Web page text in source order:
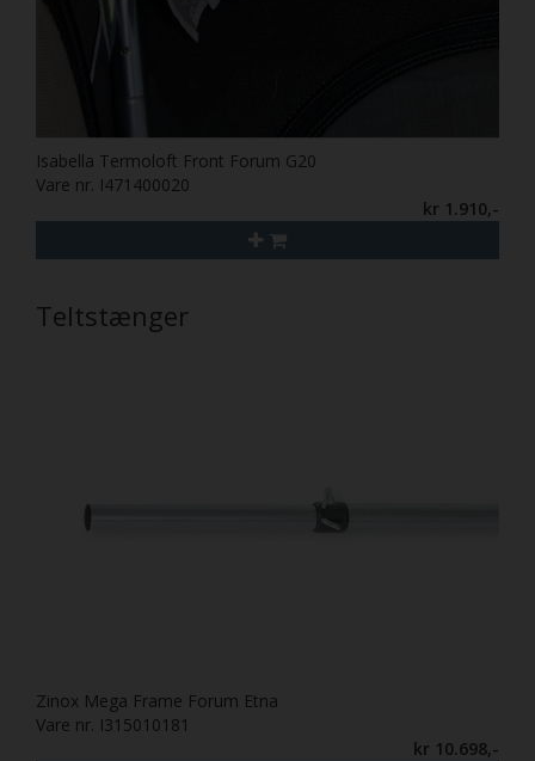
Isabella Termoloft Front Forum G20
Vare nr. I471400020
kr 1.910,-
Teltstænger
Zinox Mega Frame Forum Etna
Vare nr. I315010181
kr 10.698,-